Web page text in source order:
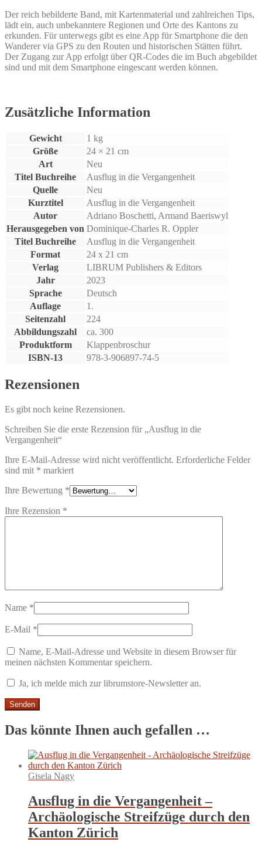
Der reich bebilderte Band, mit Kartenmaterial und zahlreichen Tips,
lädt ein, auch unbekanntere Regionen und Orte des Kantons zu
erkunden. Für unterwegs gibt es eine App für Smartphone die den
Wanderer via GPS zu den Routen und historischen Stätten führt.
Der Zugang zur App erfolgt über QR-Codes die im Buch abgebildet
sind und mit dem Smartphone eingescant werden können.
Zusätzliche Information
Gewicht
1 kg
Größe
24 × 21 cm
Art
Neu
Titel Buchreihe
Ausflug in die Vergangenheit
Quelle
Neu
Kurztitel
Ausflug in die Vergangenheit
Autor
Adriano Boschetti, Armand Baeriswyl
Herausgegeben von Dominique-Charles R. Oppler
Titel Buchreihe
Ausflug in die Vergangenheit
Format
24 x 21 cm
Verlag
LIBRUM Publishers & Editors
Jahr
2023
Sprache
Deutsch
Auflage
1.
Seitenzahl
224
Abbildungszahl
ca. 300
Produktform
Klappenbroschur
ISBN-13
978-3-906897-74-5
Rezensionen
Es gibt noch keine Rezensionen.
Schreiben Sie die erste Rezension für „Ausflug in die
Vergangenheit“
Ihre E-Mail-Adresse wird nicht veröffentlicht. Erforderliche Felder
sind mit * markiert
Ihre Bewertung *
Ihre Rezension *
Name *
E-Mail *
Name, E-Mail-Adresse und Website in diesem Browser für
meinen nächsten Kommentar speichern.
Ja, ich melde mich zur librumstore-Newsletter an.
Das könnte Ihnen auch gefallen …
Gisela Nagy
Ausflug in die Vergangenheit –
Archäologische Streifzüge durch den
Kanton Zürich